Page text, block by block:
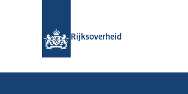
Rijksoverheid